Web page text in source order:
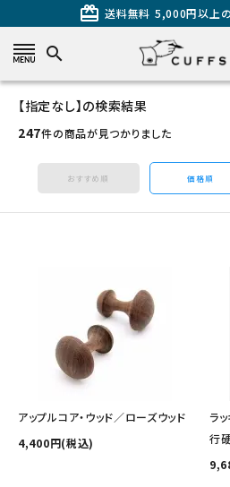
card_giftcard 送料無料 5,000円以上
search
カテゴリーから探す
カフスを探す
ご利用ガイド
【指定なし】の検索結果
247件の商品が見つかりました
おすすめ順 価格順
アップルコア・ウッド／ローズウッド
4,400円(税込)
ラ
行